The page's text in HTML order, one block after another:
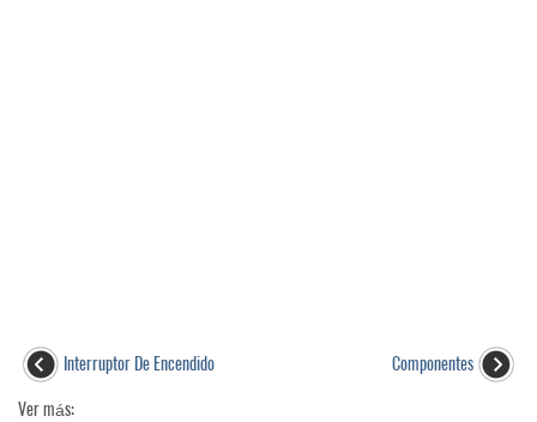
Interruptor De Encendido
Componentes
Ver más: